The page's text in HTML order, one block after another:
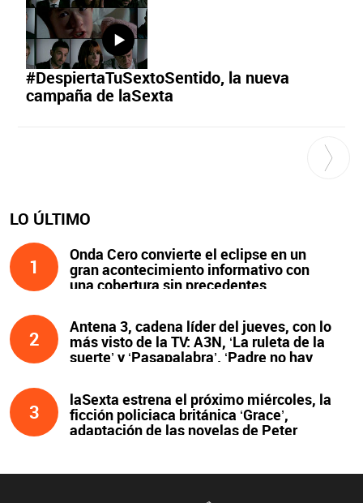
#DespiertaTuSextoSentido, la nueva
campaña de laSexta
LO ÚLTIMO
1
Onda Cero convierte el eclipse en un
gran acontecimiento informativo con
una cobertura sin precedentes
2
Antena 3, cadena líder del jueves, con lo
más visto de la TV: A3N, ‘La ruleta de la
suerte’ y ‘Pasapalabra’. ‘Padre no hay
3
laSexta estrena el próximo miércoles, la
ficción policiaca británica ‘Grace’,
adaptación de las novelas de Peter